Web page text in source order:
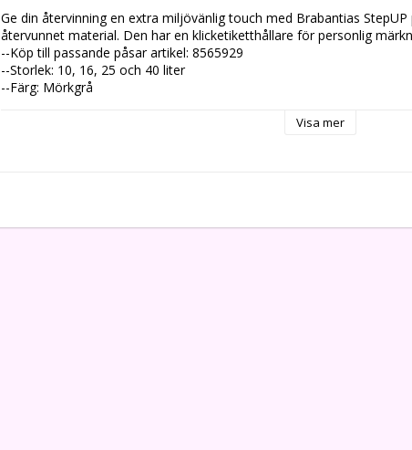
Ge din återvinning en extra miljövänlig touch med Brabantias StepUP
återvunnet material. Den har en klicketiketthållare för personlig
--Köp till passande påsar artikel: 8565929
--Storlek: 10, 16, 25 och 40 liter
--Färg: Mörkgrå
Visa mer